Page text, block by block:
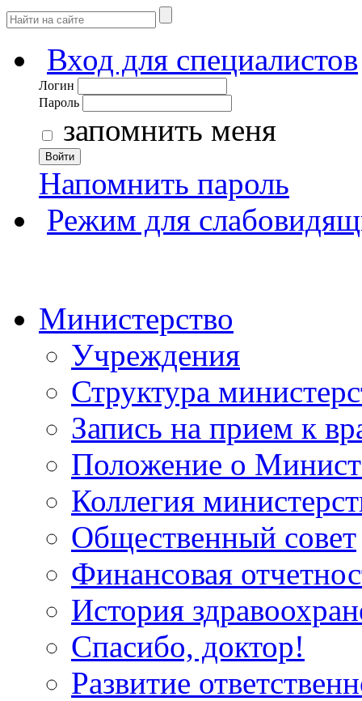
Вход для специалистов
Логин
Пароль
запомнить меня
Войти
Напомнить пароль
Режим для
Министерство
Учреждения
Структура
Запись на прием к
Положение о
Коллегия
Общественный совет
Финансовая
История
Спасибо, доктор!
Развитие